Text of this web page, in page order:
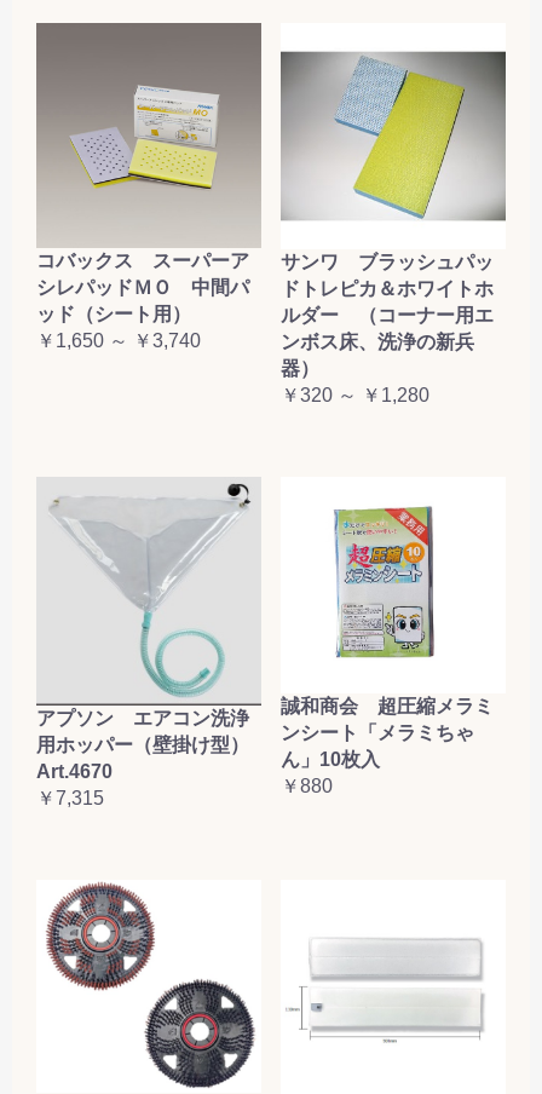
コバックス スーパーア
シレパッドＭＯ 中間パ
ッド（シート用）
￥1,650 ～ ￥3,740
サンワ ブラッシュパッ
ドトレピカ＆ホワイトホ
ルダー （コーナー用エ
ンボス床、洗浄の新兵
器）
￥320 ～ ￥1,280
アプソン エアコン洗浄
用ホッパー（壁掛け型）
Art.4670
￥7,315
誠和商会 超圧縮メラミ
ンシート「メラミちゃ
ん」10枚入
￥880